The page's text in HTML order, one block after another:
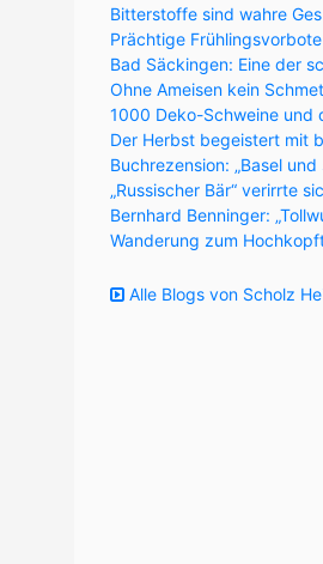
Bitterstoffe sind wahre
Prächtige
Bad Säckingen: Eine der
Ohne Ameisen kein
1000 Deko-Schweine und
Der Herbst begeistert mit
Buchrezension: „Basel und
„Russischer Bär“ verirrte
Bernhard Benninger:
Wanderung zum
Alle Blogs von Scholz